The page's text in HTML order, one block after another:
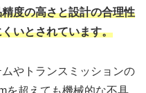
度の高さと設計の合理性
いとされています。
やトランスミッションの
を超えても機械的な不具